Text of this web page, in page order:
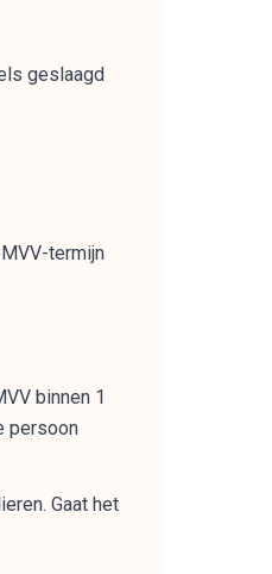
geslaagd
termijn
binnen 1
persoon
Gaat het